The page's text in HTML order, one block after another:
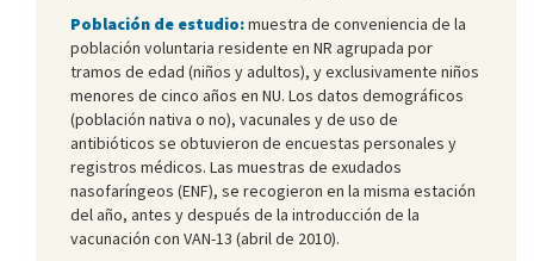
Población de estudio:muestra de conveniencia de la
población voluntaria residente en NR agrupada por
tramos de edad (niños y adultos), y exclusivamente niños
menores de cinco años en NU. Los datos demográficos
(población nativa o no), vacunales y de uso de
antibióticos se obtuvieron de encuestas personales y
registros médicos. Las muestras de exudados
nasofaríngeos (ENF), se recogieron en la misma estación
del año, antes y después de la introducción de la
vacunación con VAN-13 (abril de 2010).